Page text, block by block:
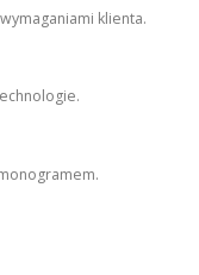
klienta.